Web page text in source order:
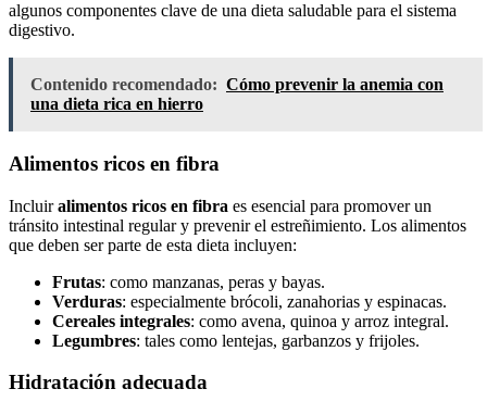
algunos componentes clave de una dieta saludable para el sistema
digestivo.
Contenido recomendado: Cómo prevenir la anemia con
una dieta rica en hierro
Alimentos ricos en fibra
Incluiralimentos ricos en fibra es esencial para promover un
tránsito intestinal regular y prevenir el estreñimiento. Los alimentos
que deben ser parte de esta dieta incluyen:
Frutas: como manzanas, peras y bayas.
Verduras: especialmente brócoli, zanahorias y espinacas.
Cereales integrales: como avena, quinoa y arroz integral.
Legumbres: tales como lentejas, garbanzos y frijoles.
Hidratación adecuada